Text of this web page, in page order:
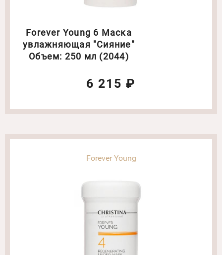
Forever Young 6 Маска
увлажняющая "Сияние"
Объем: 250 мл (2044)
6 215 ₽
Forever Young